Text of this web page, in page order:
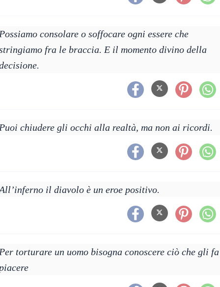
consolare o soffocare ogni essere che
fra le braccia. E il momento divino della
chiudere gli occhi alla realtà, ma non ai ricordi.
il diavolo è un eroe positivo.
torturare un uomo bisogna conoscere ciò che gli fa